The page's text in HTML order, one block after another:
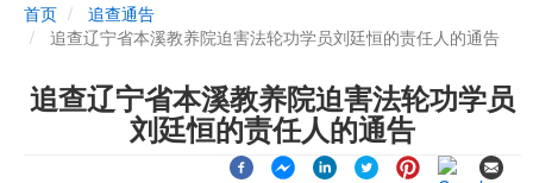
首页
追查通告
追查辽宁省本溪教养院迫害法轮功学员刘廷恒的责任人的通告
追查辽宁省本溪教养院迫害法轮功学员
刘廷恒的责任人的通告